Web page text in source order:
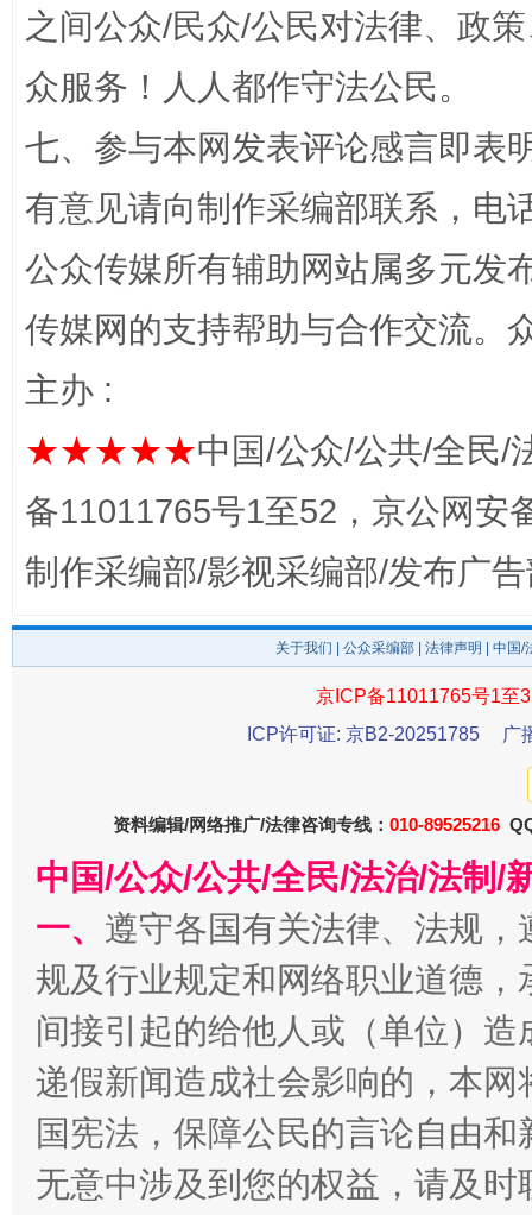
揭开“小金库”的免责幌子
受贿1.44亿！段成刚被判无期
全民健身五年计划来了！等你上场
之间公众/民众/公民对法律、政
众服务！人人都作守法公民。
七、参与本网发表评论感言即表
有意见请向制作采编部联系，电
公众传媒所有辅助网站属多元发
传媒网的支持帮助与合作交流。
主办 :
★★★★★中国/公众/公共/全民/
备11011765号1至52，京公网安
制作采编部/影视采编部/发布广
关于我们 公众采编部 法律声明 | 中国
京ICP备11011765号1至
ICP许可证: 京B2-20251785
广
资料编辑/网络推广/法律咨询专线： 010-89525216
中国/公众/公共/全民/法治/法制/
一、 遵守各国有关法律、法规
规及行业规定和网络职业道德
间接引起的给他人或（单位）
递假新闻造成社会影响的，本
国宪法，保障公民的言论自由
无意中涉及到您的权益，请及